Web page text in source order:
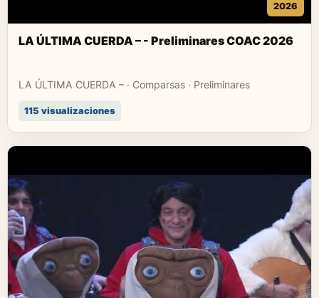
2026
LA ÚLTIMA CUERDA – - Preliminares COAC 2026
LA ÚLTIMA CUERDA – · Comparsas · Preliminares
115 visualizaciones